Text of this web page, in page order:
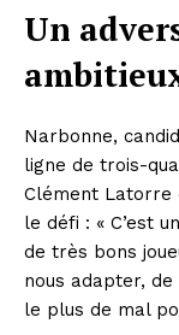
Un
Narbonne,
ligne de trois-
Clément Latorre
le défi : « C’est
de très bons
nous adapter,
le plus de mal